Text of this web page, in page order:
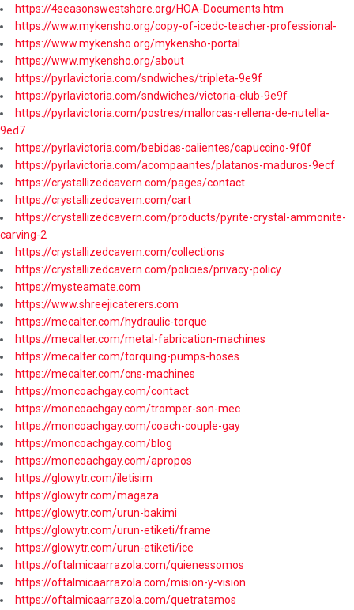
https://4seasonswestshore.org/HOA-Documents.htm
https://www.mykensho.org/copy-of-icedc-teacher-professional-
https://www.mykensho.org/mykensho-portal
https://www.mykensho.org/about
https://pyrlavictoria.com/sndwiches/tripleta-9e9f
https://pyrlavictoria.com/sndwiches/victoria-club-9e9f
https://pyrlavictoria.com/postres/mallorcas-rellena-de-nutella-
9ed7
https://pyrlavictoria.com/bebidas-calientes/capuccino-9f0f
https://pyrlavictoria.com/acompaantes/platanos-maduros-9ecf
https://crystallizedcavern.com/pages/contact
https://crystallizedcavern.com/cart
https://crystallizedcavern.com/products/pyrite-crystal-ammonite-
carving-2
https://crystallizedcavern.com/collections
https://crystallizedcavern.com/policies/privacy-policy
https://mysteamate.com
https://www.shreejicaterers.com
https://mecalter.com/hydraulic-torque
https://mecalter.com/metal-fabrication-machines
https://mecalter.com/torquing-pumps-hoses
https://mecalter.com/cns-machines
https://moncoachgay.com/contact
https://moncoachgay.com/tromper-son-mec
https://moncoachgay.com/coach-couple-gay
https://moncoachgay.com/blog
https://moncoachgay.com/apropos
https://glowytr.com/iletisim
https://glowytr.com/magaza
https://glowytr.com/urun-bakimi
https://glowytr.com/urun-etiketi/frame
https://glowytr.com/urun-etiketi/ice
https://oftalmicaarrazola.com/quienessomos
https://oftalmicaarrazola.com/mision-y-vision
https://oftalmicaarrazola.com/quetratamos